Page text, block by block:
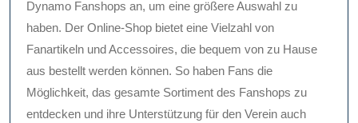
Dynamo Fanshops an, um eine größere Auswahl zu
haben. Der Online-Shop bietet eine Vielzahl von
Fanartikeln und Accessoires, die bequem von zu Hause
aus bestellt werden können. So haben Fans die
Möglichkeit, das gesamte Sortiment des Fanshops zu
entdecken und ihre Unterstützung für den Verein auch